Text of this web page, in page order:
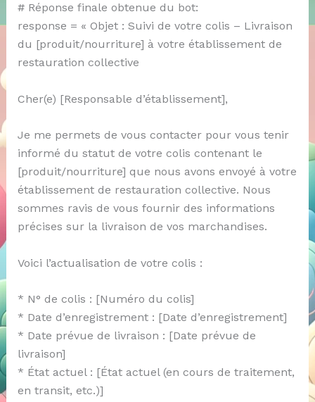
# Réponse finale obtenue du bot:
response = « Objet : Suivi de votre colis – Livraison
du [produit/nourriture] à votre établissement de
restauration collective
Cher(e) [Responsable d’établissement],
Je me permets de vous contacter pour vous tenir
informé du statut de votre colis contenant le
[produit/nourriture] que nous avons envoyé à votre
établissement de restauration collective. Nous
sommes ravis de vous fournir des informations
précises sur la livraison de vos marchandises.
Voici l’actualisation de votre colis :
* N° de colis : [Numéro du colis]
* Date d’enregistrement : [Date d’enregistrement]
* Date prévue de livraison : [Date prévue de
livraison]
* État actuel : [État actuel (en cours de traitement,
en transit, etc.)]